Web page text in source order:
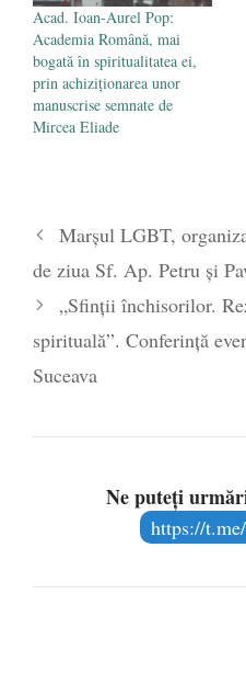
Acad. Ioan-Aurel Pop:
Academia Română, mai
bogată în spiritualitatea ei,
prin achiziţionarea unor
manuscrise semnate de
Mircea Eliade
Marșul LGBT,
de ziua Sf. Ap. Petru și
„Sfinții închisorilor.
spirituală”. Conferință
Suceava
Ne puteți
https://